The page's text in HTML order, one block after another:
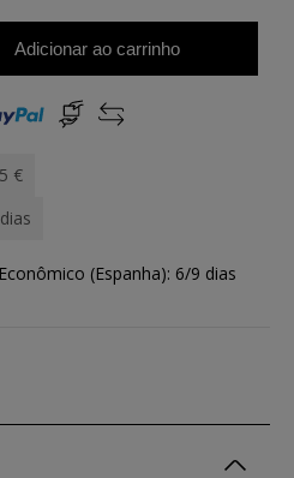
Adicionar ao carrinho
€
(Espanha): 6/9 dias